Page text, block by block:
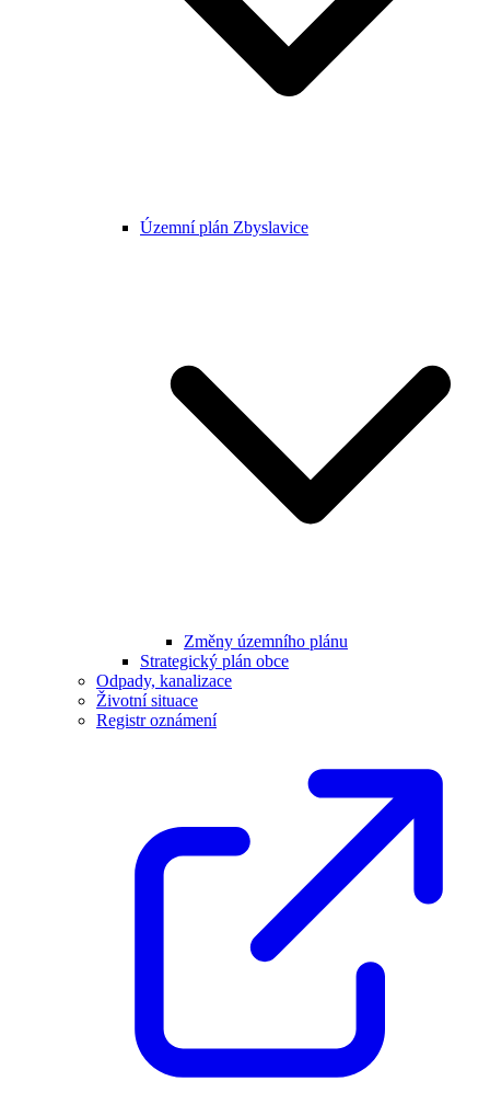
Územní plán Zbyslavice
Změny územního plánu
Strategický plán obce
Odpady, kanalizace
Životní situace
Registr oznámení